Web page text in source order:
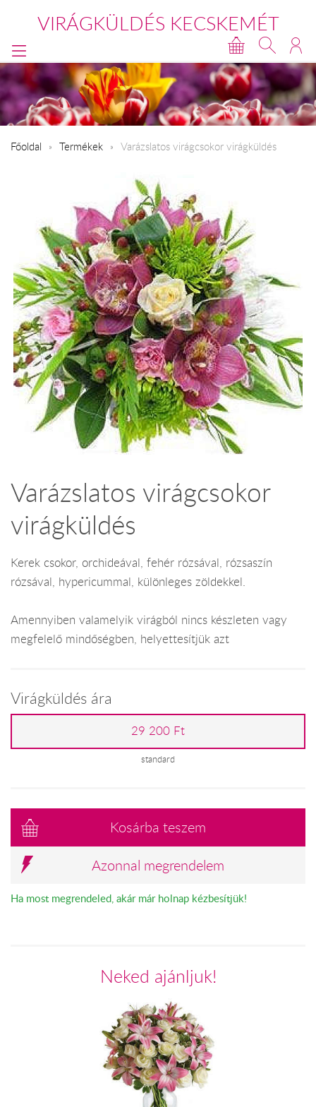
VIRÁGKÜLDÉS KECSKEMÉT
Főoldal Termékek Varázslatos virágcsokor virágküldés
Varázslatos virágcsokor
virágküldés
Kerek csokor, orchideával, fehér rózsával, rózsaszín
rózsával, hypericummal, különleges zöldekkel.
Amennyiben valamelyik virágból nincs készleten vagy
megfelelő mindőségben, helyettesítjük azt
Virágküldés ára
29 200 Ft
standard
Kosárba teszem
Azonnal megrendelem
Ha most megrendeled, akár már holnap kézbesítjük!
Neked ajánljuk!